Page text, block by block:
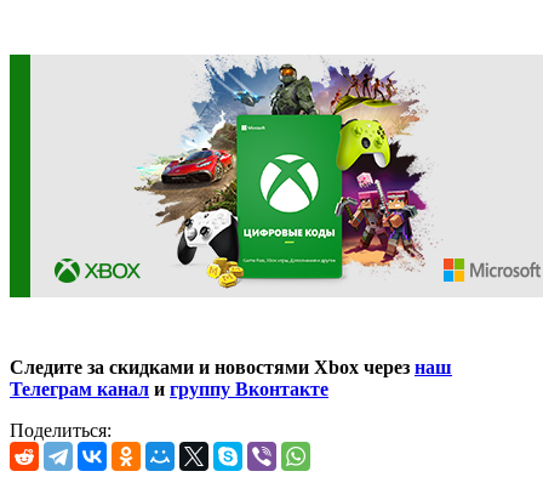
Следите за скидками и новостями Xbox через наш
Телеграм канал и группу Вконтакте
Поделиться: